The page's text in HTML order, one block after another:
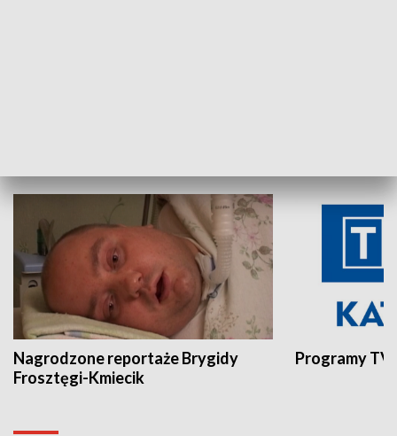
Nagrodzone reportaże Brygidy
Frosztęgi-Kmiecik
Programy